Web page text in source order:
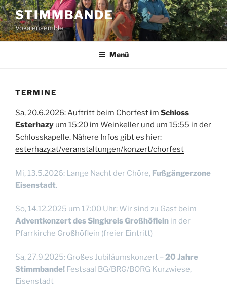
Zum
Inhalt
springen
STIMMBANDE
Vokalensemble
Menü
TERMINE
Sa, 20.6.2026: Auftritt beim Chorfest im Schloss
Esterhazy um 15:20 im Weinkeller und um 15:55 in der
Schlosskapelle. Nähere Infos gibt es hier:
esterhazy.at/veranstaltungen/konzert/chorfest
Mi, 13.5.2026: Lange Nacht der Chöre, Fußgängerzone
Eisenstadt.
So, 14.12.2025 um 17:00 Uhr: Wir sind zu Gast beim
Adventkonzert des Singkreis Großhöflein in der
Pfarrkirche Großhöflein (freier Eintritt)
Sa, 27.9.2025: Großes Jubiläumskonzert – 20 Jahre
Stimmbande! Festsaal BG/BRG/BORG Kurzwiese,
Eisenstadt